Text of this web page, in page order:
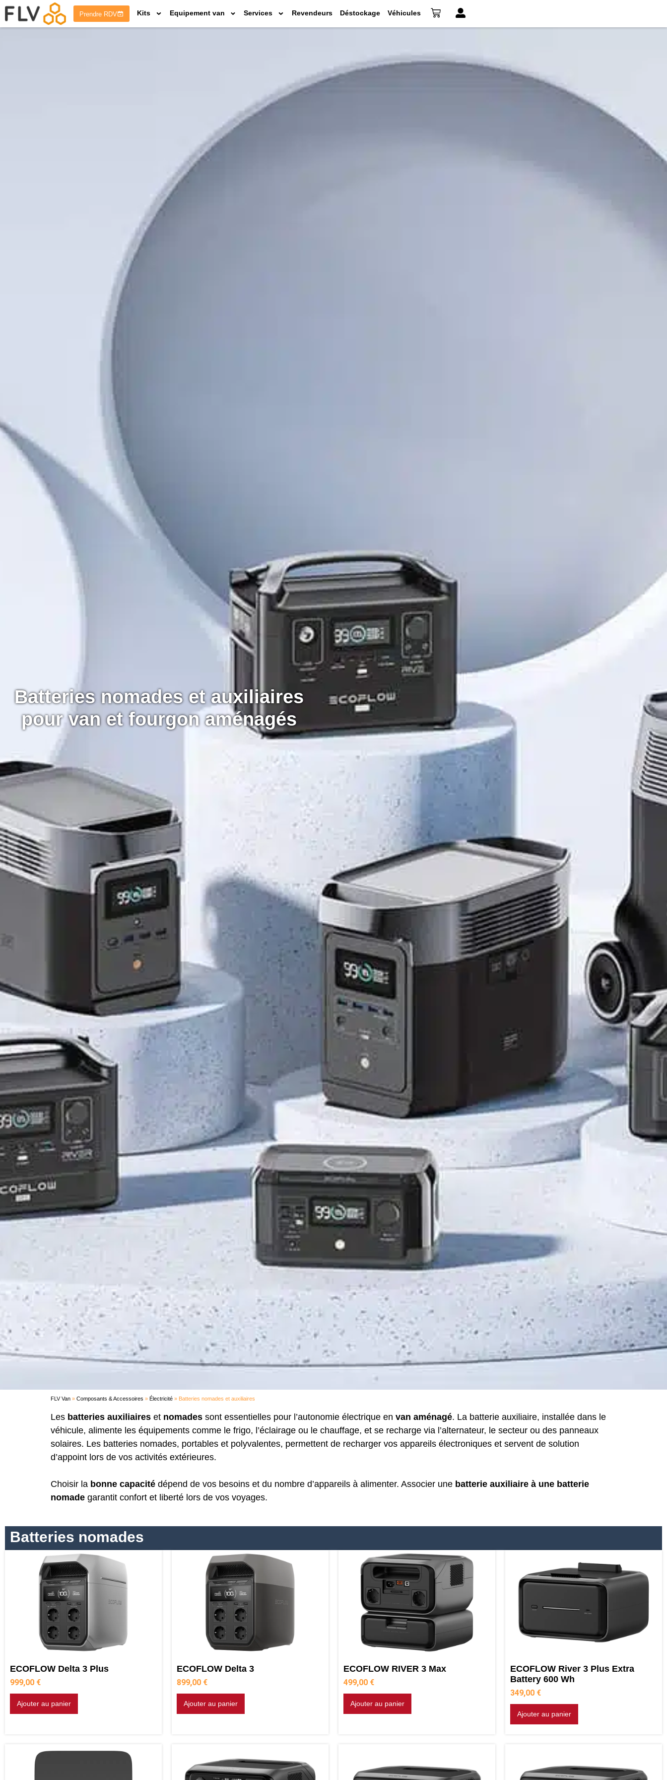
Prendre RDV Kits Equipement van Services Revendeurs Déstockage Véhicules
Batteries nomades et auxiliaires
pour van et fourgon aménagés
FLV Van » Composants & Accessoires » Électricité » Batteries nomades et auxiliaires
Les batteries auxiliaires et nomades sont essentielles pour l’autonomie électrique en van aménagé. La batterie auxiliaire, installée dans le
véhicule, alimente les équipements comme le frigo, l’éclairage ou le chauffage, et se recharge via l’alternateur, le secteur ou des panneaux
solaires. Les batteries nomades, portables et polyvalentes, permettent de recharger vos appareils électroniques et servent de solution
d’appoint lors de vos activités extérieures.
Choisir la bonne capacité dépend de vos besoins et du nombre d’appareils à alimenter. Associer une batterie auxiliaire à une batterie
nomade garantit confort et liberté lors de vos voyages.
Batteries nomades
ECOFLOW Delta 3 Plus
999,00 €
Ajouter au panier
ECOFLOW Delta 3
899,00 €
Ajouter au panier
ECOFLOW RIVER 3 Max
499,00 €
Ajouter au panier
ECOFLOW River 3 Plus Extra
Battery 600 Wh
349,00 €
Ajouter au panier